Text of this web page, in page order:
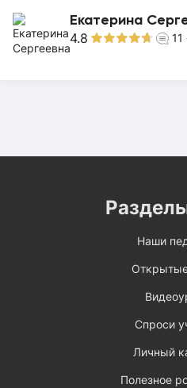
Екатерина
4.8 11
Наши
Спроси
Личный
Полезное